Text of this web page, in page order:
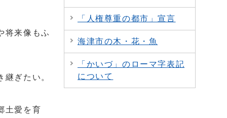
将来像もふ
ぎたい。
土愛を育
「人権尊重の都市」宣言
海津市の木・花・魚
「かいづ」のローマ字表記
について